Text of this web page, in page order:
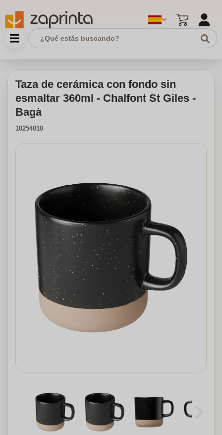
Taza de cerámica con fondo sin
esmaltar 360ml - Chalfont St Giles -
Bagà
10254010